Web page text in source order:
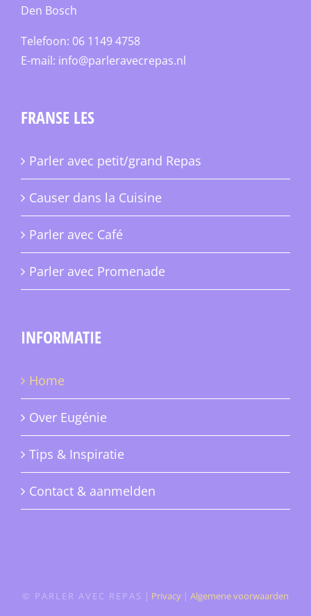
Den Bosch
Telefoon: 06 1149 4758
E-mail: info@parleravecrepas.nl
FRANSE LES
Parler avec petit/grand Repas
Causer dans la Cuisine
Parler avec Café
Parler avec Promenade
INFORMATIE
Home
Over Eugénie
Tips & Inspiratie
Contact & aanmelden
© PARLER AVEC REPAS | Privacy | Algemene voorwaarden